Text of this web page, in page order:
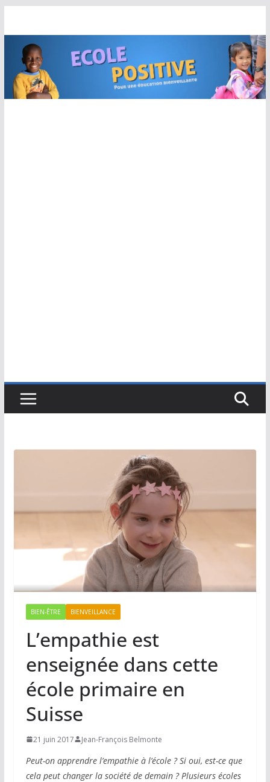
contenu
BIEN-ÊTRE BIENVEILLANCE
L’empathie est
enseignée dans cette
école primaire en
Suisse
21 juin 2017 Jean-François Belmonte
Peut-on apprendre l’empathie à l’école ? Si oui, est-ce que
cela peut changer la société de demain ? Plusieurs écoles